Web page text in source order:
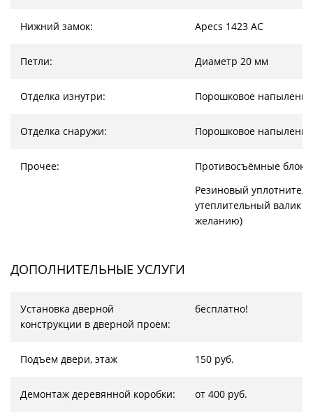
Нижний замок: Apecs 1423 AC
Петли: Диаметр 20 мм
Отделка изнутри: Порошковое напыление
Отделка снаружи: Порошковое напыление
Прочее:
Противосъёмные
Резиновый
утеплительный валик
желанию)
ДОПОЛНИТЕЛЬНЫЕ УСЛУГИ
Установка дверной
конструкции в дверной проем:
бесплатно!
Подъем двери, этаж 150 руб.
Демонтаж деревянной коробки: от 400 руб.